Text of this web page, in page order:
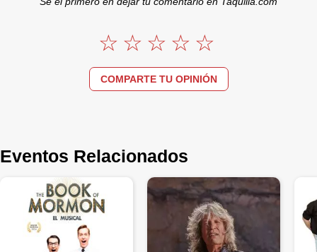
COMPARTE TU OPINIÓN
Eventos Relacionados